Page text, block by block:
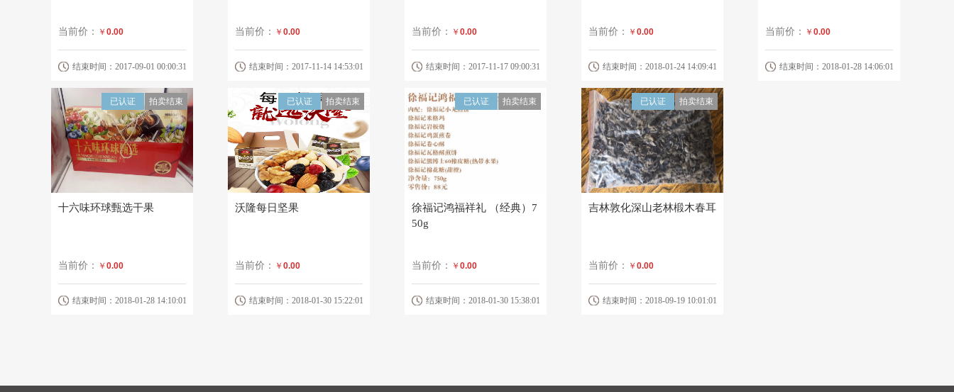
当前价： ￥ 0.00
结束时间：2017-09-01 00:00:31
当前价： ￥ 0.00
结束时间：2017-11-14 14:53:01
当前价： ￥ 0.00
结束时间：2017-11-17 09:00:31
当前价： ￥ 0.00
结束时间：2018-01-24 14:09:41
当前价： ￥ 0.00
结束时间：2018-01-28 14:06:01
拍卖结束
已认证
十六味环球甄选干果
当前价： ￥ 0.00
结束时间：2018-01-28 14:10:01
拍卖结束
已认证
沃隆每日坚果
当前价： ￥ 0.00
结束时间：2018-01-30 15:22:01
拍卖结束
已认证
徐福记鸿福祥礼 （经典）7
50g
当前价： ￥ 0.00
结束时间：2018-01-30 15:38:01
拍卖结束
已认证
吉林敦化深山老林椴木春耳
当前价： ￥ 0.00
结束时间：2018-09-19 10:01:01